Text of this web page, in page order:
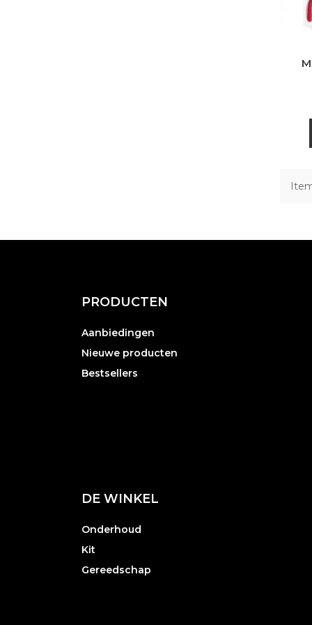
PRODUCTEN
Aanbiedingen
Nieuwe producten
Bestsellers
DE WINKEL
Onderhoud
Kit
Gereedschap